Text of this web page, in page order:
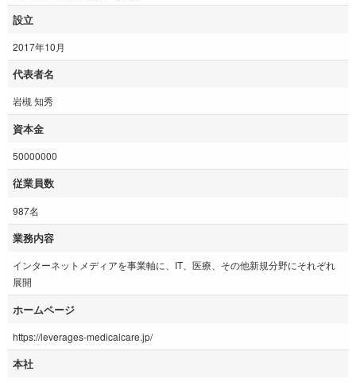
設立
2017年10月
代表者名
岩槻 知秀
資本金
50000000
従業員数
987名
業務内容
インターネットメディアを事業軸に、IT、医療、その他新規分野にそれぞれ
展開
ホームページ
https://leverages-medicalcare.jp/
本社